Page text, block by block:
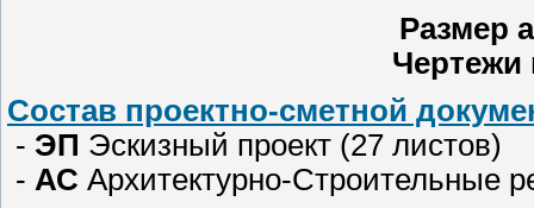
Размер
Состав проектно-сметной
- ЭП Эскизный проект (27 листов)
- АС Архитектурно-Строительные